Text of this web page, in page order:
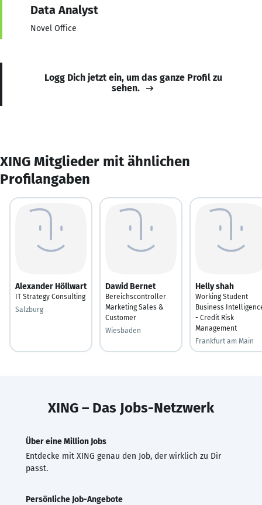
Data Analyst
Novel Office
Logg Dich jetzt ein, um das ganze Profil zu
sehen.
XING Mitglieder mit ähnlichen
Profilangaben
Alexander Höllwart
IT Strategy Consulting
Salzburg
Dawid Bernet
Bereichscontroller
Marketing Sales &
Customer
Wiesbaden
Helly shah
Working Student
Business
- Credit Risk
Management
Frankfurt am Main
XING – Das Jobs-Netzwerk
Über eine Million Jobs
Entdecke mit XING genau den Job, der wirklich zu Dir
passt.
Persönliche Job-Angebote